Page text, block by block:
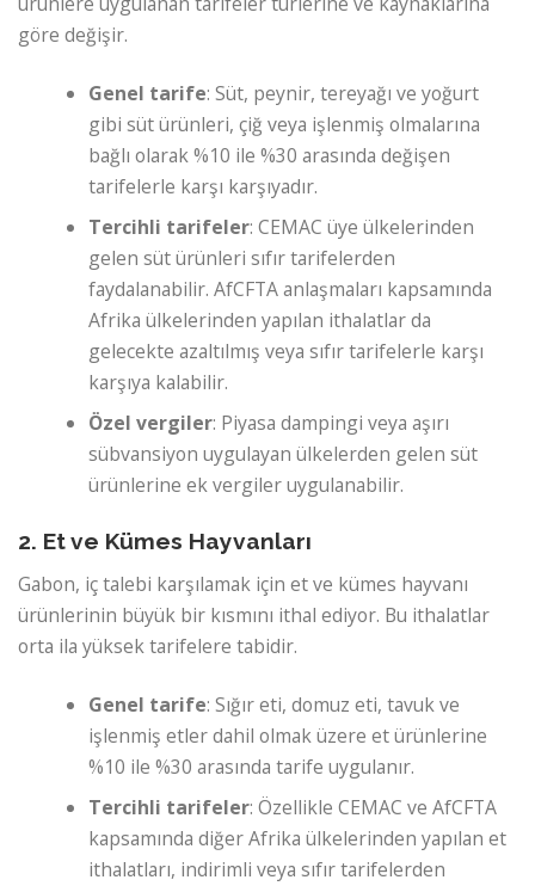
göre değişir.
Genel tarife: Süt, peynir, tereyağı ve yoğurt
gibi süt ürünleri, çiğ veya işlenmiş olmalarına
bağlı olarak %10 ile %30 arasında değişen
tarifelerle karşı karşıyadır.
Tercihli tarifeler: CEMAC üye ülkelerinden
gelen süt ürünleri sıfır tarifelerden
faydalanabilir. AfCFTA anlaşmaları kapsamında
Afrika ülkelerinden yapılan ithalatlar da
gelecekte azaltılmış veya sıfır tarifelerle karşı
karşıya kalabilir.
Özel vergiler: Piyasa dampingi veya aşırı
sübvansiyon uygulayan ülkelerden gelen süt
ürünlerine ek vergiler uygulanabilir.
2. Et ve Kümes Hayvanları
Gabon, iç talebi karşılamak için et ve kümes hayvanı
ürünlerinin büyük bir kısmını ithal ediyor. Bu ithalatlar
orta ila yüksek tarifelere tabidir.
Genel tarife: Sığır eti, domuz eti, tavuk ve
işlenmiş etler dahil olmak üzere et ürünlerine
%10 ile %30 arasında tarife uygulanır.
Tercihli tarifeler: Özellikle CEMAC ve AfCFTA
kapsamında diğer Afrika ülkelerinden yapılan et
ithalatları, indirimli veya sıfır tarifelerden